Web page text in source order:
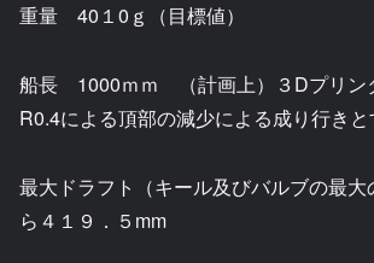
重量 40１0ｇ（目標値）
船長 1000ｍｍ （計画上）３Dプリン
R0.4による頂部の減少による成り行きと
最大ドラフト（キール及びバルブの最
ら４１９．５mm